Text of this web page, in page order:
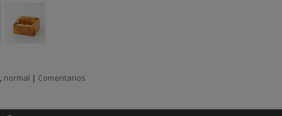
normal | Comentarios